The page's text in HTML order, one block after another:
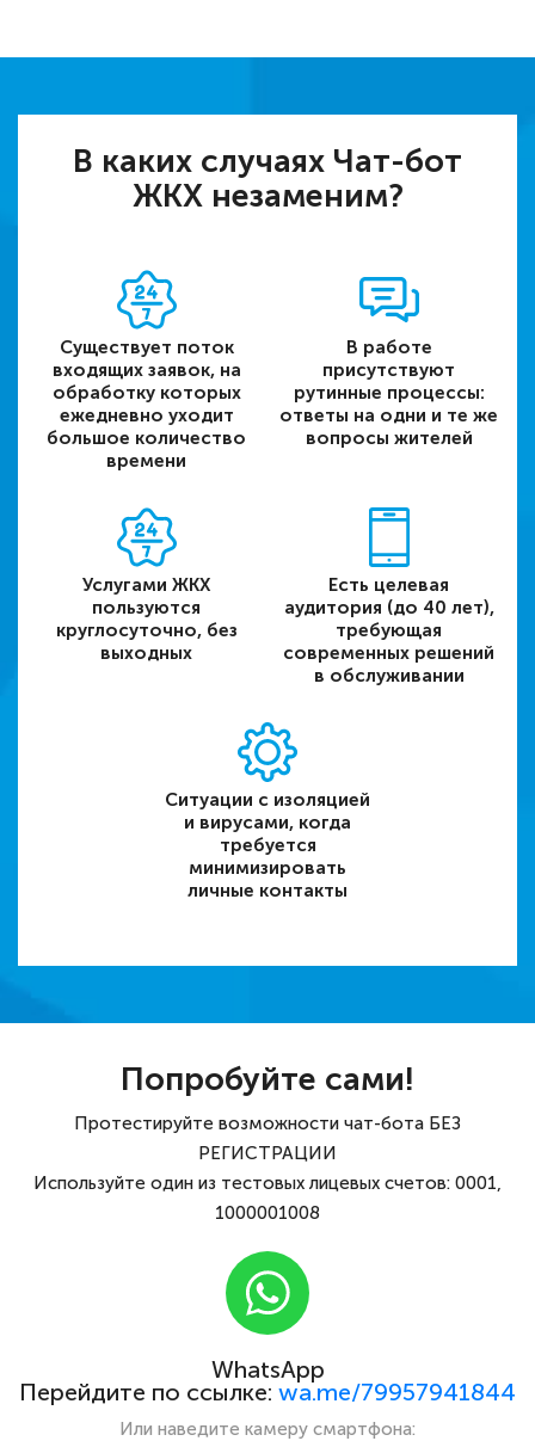
В каких случаях Чат-бот
ЖКХ незаменим?
Существует поток
входящих заявок, на
обработку которых
ежедневно уходит
большое количество
времени
В работе
присутствуют
рутинные процессы:
ответы на одни и те же
вопросы жителей
Услугами ЖКХ
пользуются
круглосуточно, без
выходных
Есть целевая
аудитория (до 40 лет),
требующая
современных решений
в обслуживании
Ситуации с изоляцией
и вирусами, когда
требуется
минимизировать
личные контакты
Попробуйте сами!
Протестируйте возможности чат-бота БЕЗ
РЕГИСТРАЦИИ
Используйте один из тестовых лицевых счетов: 0001,
1000001008
WhatsApp
Перейдите по ссылке: wa.me/79957941844
Или наведите камеру смартфона: